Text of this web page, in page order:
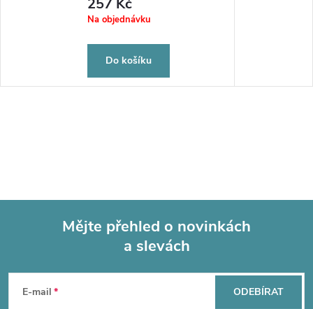
Na objednávku
Do košíku
Mějte přehled o novinkách
a slevách
E-mail ODEBÍRAT